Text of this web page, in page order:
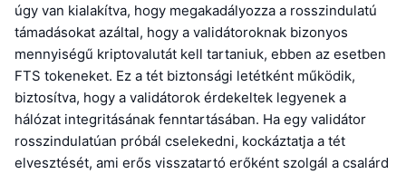
úgy van kialakítva, hogy megakadályozza a rosszindulatú
támadásokat azáltal, hogy a validátoroknak bizonyos
mennyiségű kriptovalutát kell tartaniuk, ebben az esetben
FTS tokeneket. Ez a tét biztonsági letétként működik,
biztosítva, hogy a validátorok érdekeltek legyenek a
hálózat integritásának fenntartásában. Ha egy validátor
rosszindulatúan próbál cselekedni, kockáztatja a tét
elvesztését, ami erős visszatartó erőként szolgál a csalárd